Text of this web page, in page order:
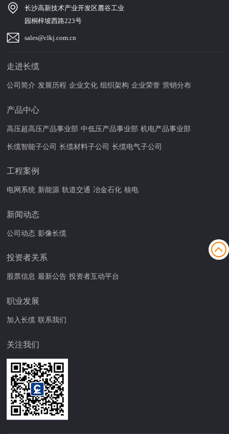
长沙高新技术产业开发区麓谷工业
园桐梓坡西路223号
sales@clkj.com.cn
走进长缆
公司简介 发展历程 企业文化 组织架构 企业荣誉 营销分布
产品中心
高压超高压产品事业部 中低压产品事业部 机电产品事业部
长缆智能子公司 长缆材料子公司 长缆电气子公司
工程案例
电网系统 新能源 轨道交通 冶金石化 核电
新闻动态
公司动态 影像长缆
投资者关系
股票信息 最新公告 投资者互动平台
职业发展
加入长缆 联系我们
关注我们